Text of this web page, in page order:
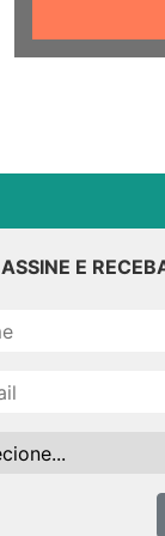
ASSINE E